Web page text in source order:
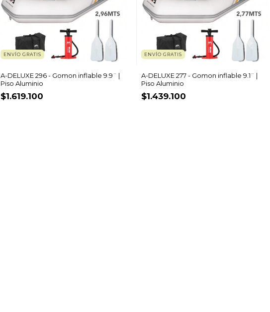
ENVÍO GRATIS
A-DELUXE 296 - Gomon inflable 9.9¨ |
Piso Aluminio
$1.619.100
ENVÍO GRATIS
A-DELUXE 277 - Gomon inflable 9.1¨ |
Piso Aluminio
$1.439.100